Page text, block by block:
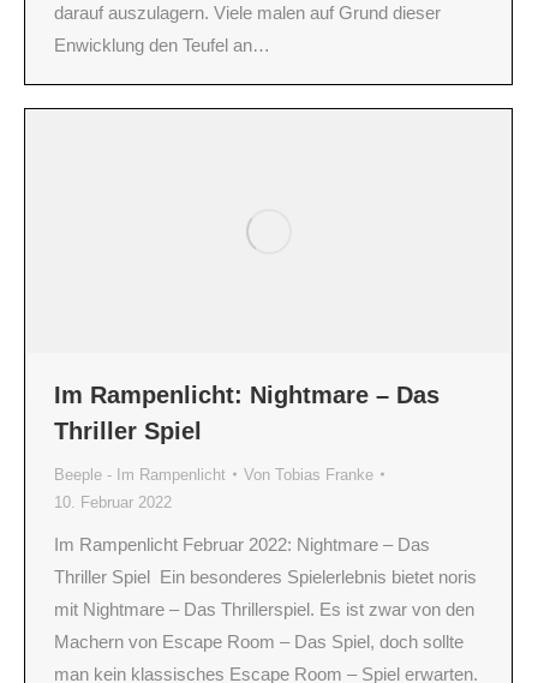
darauf auszulagern. Viele malen auf Grund dieser
Enwicklung den Teufel an…
Im Rampenlicht: Nightmare – Das
Thriller Spiel
Beeple - Im Rampenlicht Von Tobias Franke
10. Februar 2022
Im Rampenlicht Februar 2022: Nightmare – Das
Thriller Spiel Ein besonderes Spielerlebnis bietet noris
mit Nightmare – Das Thrillerspiel. Es ist zwar von den
Machern von Escape Room – Das Spiel, doch sollte
man kein klassisches Escape Room – Spiel erwarten.